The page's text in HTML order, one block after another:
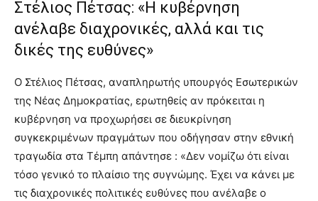
Στέλιος Πέτσας: «Η κυβέρνηση
ανέλαβε διαχρονικές, αλλά και τις
δικές της ευθύνες»
Ο Στέλιος Πέτσας, αναπληρωτής υπουργός Εσωτερικών
της Νέας Δημοκρατίας, ερωτηθείς αν πρόκειται η
κυβέρνηση να προχωρήσει σε διευκρίνηση
συγκεκριμένων πραγμάτων που οδήγησαν στην εθνική
τραγωδία στα Τέμπη απάντησε : «Δεν νομίζω ότι είναι
τόσο γενικό το πλαίσιο της συγνώμης. Έχει να κάνει με
τις διαχρονικές πολιτικές ευθύνες που ανέλαβε ο